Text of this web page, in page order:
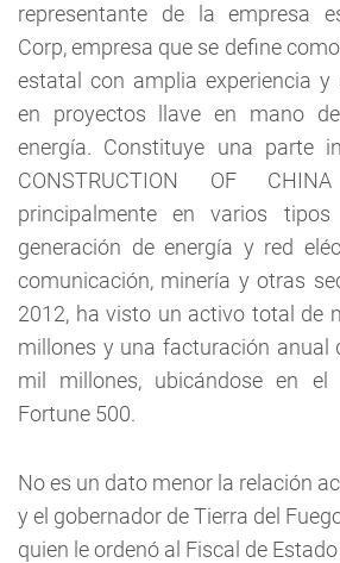
representante de la empresa
Corp, empresa que se define
estatal con amplia experiencia y
en proyectos llave en mano
energía. Constituye una parte
CONSTRUCTION OF
principalmente en varios
generación de energía y red
comunicación, minería y otras
2012, ha visto un activo total de
millones y una facturación anual
mil millones, ubicándose en
Fortune 500.
No es un dato menor la relación
y el gobernador de Tierra del
quien le ordenó al Fiscal de